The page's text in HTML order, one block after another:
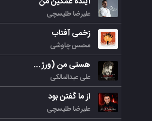
علیرضا طلیسچی
زخمی آفتاب
محسن چاوشی
هستی من (ورژن جدید)
علی عبدالمالکی
از ما گفتن بود
علیرضا طلیسچی